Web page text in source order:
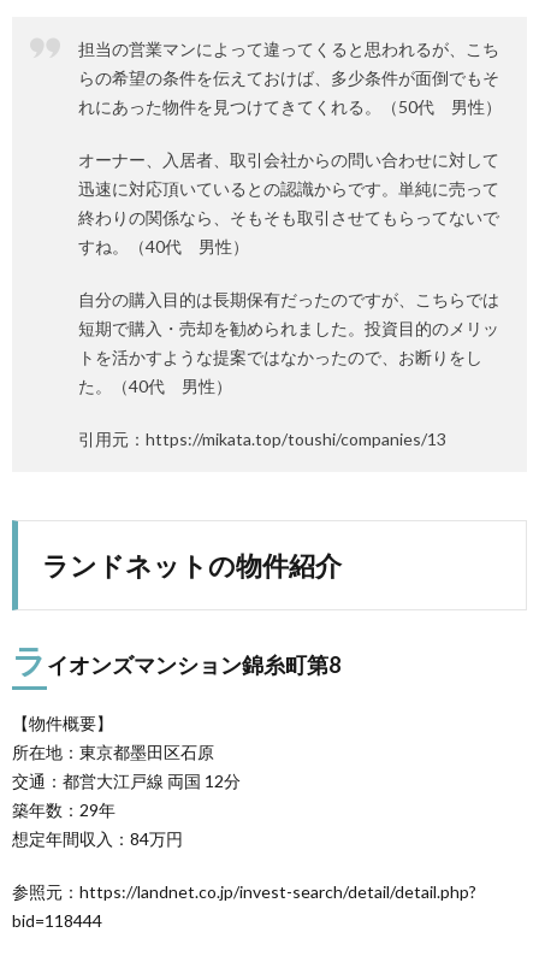
担当の営業マンによって違ってくると思われるが、こち
らの希望の条件を伝えておけば、多少条件が面倒でもそ
れにあった物件を見つけてきてくれる。（50代 男性）
オーナー、入居者、取引会社からの問い合わせに対して
迅速に対応頂いているとの認識からです。単純に売って
終わりの関係なら、そもそも取引させてもらってないで
すね。（40代 男性）
自分の購入目的は長期保有だったのですが、こちらでは
短期で購入・売却を勧められました。投資目的のメリッ
トを活かすような提案ではなかったので、お断りをし
た。（40代 男性）
引用元：https://mikata.top/toushi/companies/13
ランドネットの物件紹介
ラ イオンズマンション錦糸町第8
【物件概要】
所在地：東京都墨田区石原
交通：都営大江戸線 両国 12分
築年数：29年
想定年間収入：84万円
参照元：https://landnet.co.jp/invest-search/detail/detail.php?
bid=118444